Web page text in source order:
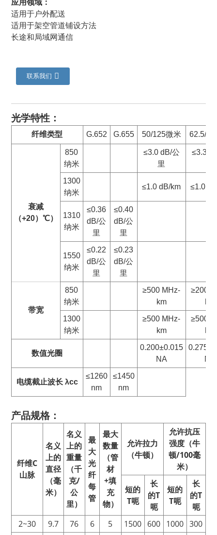
适用于户外配送
适用于架空管道铺设方法
长途和局域网通信
联系我们
光学特性：
纤维类型 G.652 G.655 50/125微米 62.5/
衰减
（+20） ℃）
850
纳米
≤3.0 dB/公
里
≤3.3
1300
纳米
≤1.0 dB/km ≤1.0
1310
纳米
≤0.36
dB/公
里
≤0.40
dB/公
里
1550
纳米
≤0.22
dB/公
里
≤0.23
dB/公
里
带宽
850
纳米
≥500 MHz-
km
≥200
1300
纳米
≥500 MHz-
km
≥500
数值光圈
0.200±0.015
NA
NA
电缆截止波长 λcc
≤1260
nm
≤1450
nm
产品规格：
纤维C
山脉
名义
上的
直径
（毫
米）
名义
上的
重量
（千
克/
公
里）
最
大
光
纤
每
管
最大
数量
（管
材
+填
充
物）
允许拉力
（牛顿）
允许抗压
强度（牛
顿/100毫
米）
短的
T呃
长
的T
呃
短的
T呃
长
的T
呃
2~30
9.7 76 6 5 1500 600 1000 300